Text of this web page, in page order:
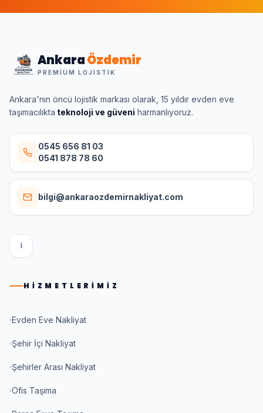
AnkaraÖzdemir
PREMIUM LOJISTIK
Ankara'nın öncü lojistik markası olarak, 15 yıldır evden eve
taşımacılıkta teknoloji ve güveni harmanlıyoruz.
0545 656 81 03
0541 878 78 60
bilgi@ankaraozdemirnakliyat.com
I
HIZMETLERIMIZ
Evden Eve Nakliyat
Şehir İçi Nakliyat
Şehirler Arası Nakliyat
Ofis Taşıma